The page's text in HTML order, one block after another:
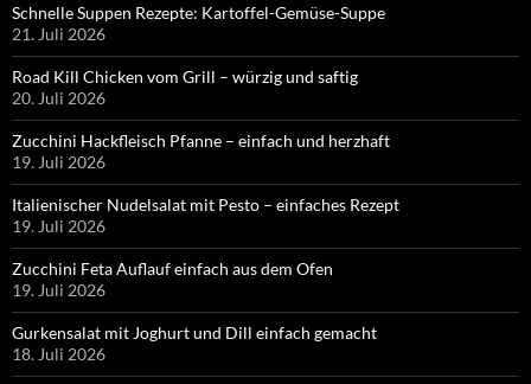
Schnelle Suppen Rezepte: Kartoffel-Gemüse-Suppe
21. Juli 2026
Road Kill Chicken vom Grill – würzig und saftig
20. Juli 2026
Zucchini Hackfleisch Pfanne – einfach und herzhaft
19. Juli 2026
Italienischer Nudelsalat mit Pesto – einfaches Rezept
19. Juli 2026
Zucchini Feta Auflauf einfach aus dem Ofen
19. Juli 2026
Gurkensalat mit Joghurt und Dill einfach gemacht
18. Juli 2026